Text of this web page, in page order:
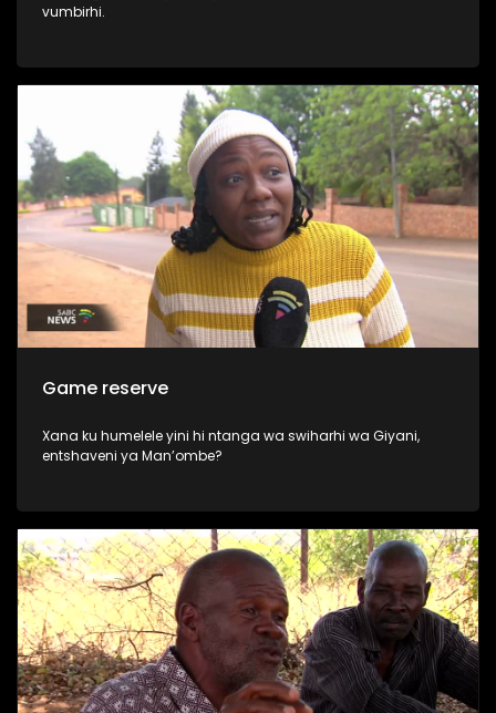
vumbirhi.
Game reserve
Xana ku humelele yini hi ntanga wa swiharhi wa Giyani,
entshaveni ya Man’ombe?